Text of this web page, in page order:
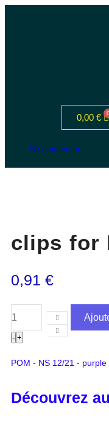
0,00 €
Se connecter
clips for
0,91 €
- +
POM - NS 12/21 - purple
Découvrez